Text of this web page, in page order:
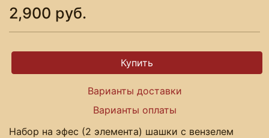
2,900 руб.
Варианты доставки
Варианты оплаты
Набор на эфес (2 элемента) шашки с вензелем